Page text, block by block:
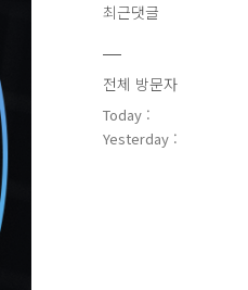
최근댓글
전체 방문자
Today :
Yesterday :